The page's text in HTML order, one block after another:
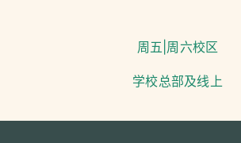
周五|周六校区
学校总部及线上